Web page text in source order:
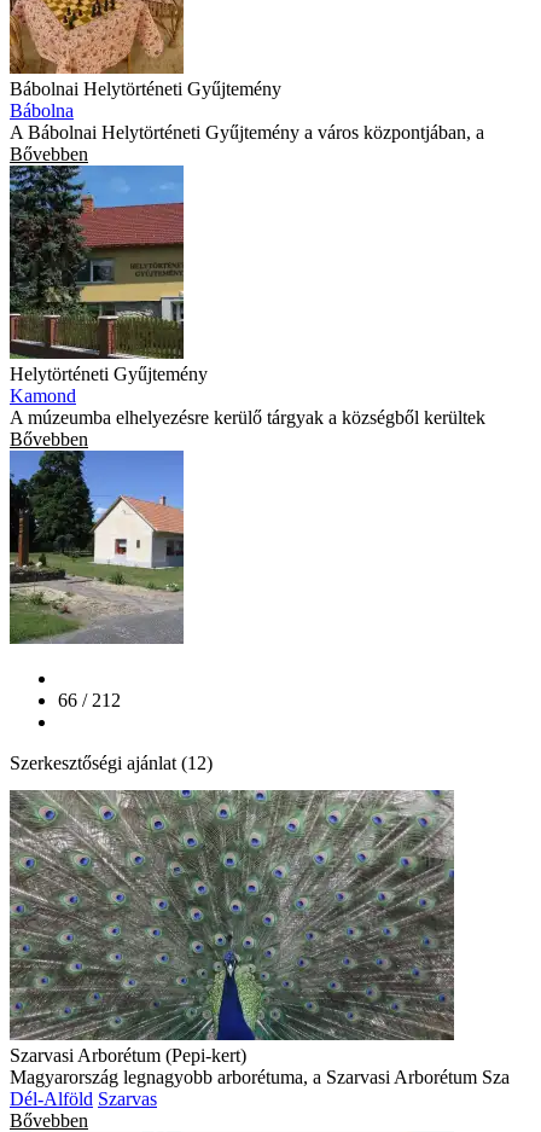
Bábolnai Helytörténeti Gyűjtemény
Bábolna
A Bábolnai Helytörténeti Gyűjtemény a város központjában, a
Bővebben
Helytörténeti Gyűjtemény
Kamond
A múzeumba elhelyezésre kerülő tárgyak a községből kerültek
Bővebben
66 / 212
Szerkesztőségi ajánlat (12)
Szarvasi Arborétum (Pepi-kert)
Magyarország legnagyobb arborétuma, a Szarvasi Arborétum Sza
Dél-Alföld Szarvas
Bővebben